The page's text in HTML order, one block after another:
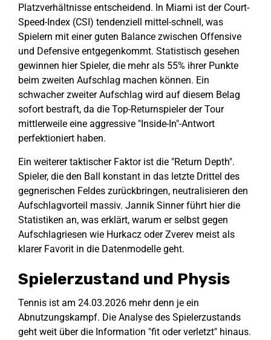
Platzverhältnisse entscheidend. In Miami ist der Court-
Speed-Index (CSI) tendenziell mittel-schnell, was
Spielern mit einer guten Balance zwischen Offensive
und Defensive entgegenkommt. Statistisch gesehen
gewinnen hier Spieler, die mehr als 55% ihrer Punkte
beim zweiten Aufschlag machen können. Ein
schwacher zweiter Aufschlag wird auf diesem Belag
sofort bestraft, da die Top-Returnspieler der Tour
mittlerweile eine aggressive "Inside-In"-Antwort
perfektioniert haben.
Ein weiterer taktischer Faktor ist die "Return Depth".
Spieler, die den Ball konstant in das letzte Drittel des
gegnerischen Feldes zurückbringen, neutralisieren den
Aufschlagvorteil massiv. Jannik Sinner führt hier die
Statistiken an, was erklärt, warum er selbst gegen
Aufschlagriesen wie Hurkacz oder Zverev meist als
klarer Favorit in die Datenmodelle geht.
Spielerzustand und Physis
Tennis ist am 24.03.2026 mehr denn je ein
Abnutzungskampf. Die Analyse des Spielerzustands
geht weit über die Information "fit oder verletzt" hinaus.